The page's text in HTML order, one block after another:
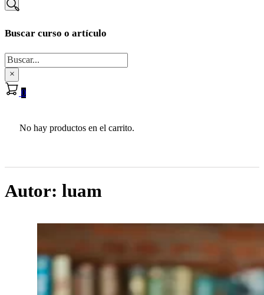
Buscar curso o artículo
Buscar
×
0
No hay productos en el carrito.
Autor: luam